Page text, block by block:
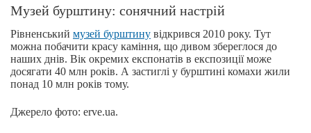
Музей бурштину: сонячний настрій
Рівненський музей бурштину відкрився 2010 року. Тут
можна побачити красу каміння, що дивом збереглося до
наших днів. Вік окремих експонатів в експозиції може
досягати 40 млн років. А застиглі у бурштині комахи жили
понад 10 млн років тому.
Джерело фото: erve.ua.